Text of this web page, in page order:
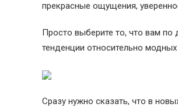
прекрасные ощущения,
Просто выберите то, что вам
тенденции относительно
Сразу нужно сказать, что в